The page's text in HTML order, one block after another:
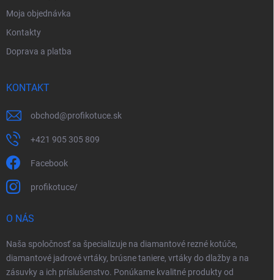
Moja objednávka
Kontakty
Doprava a platba
KONTAKT
obchod@profikotuce.sk
+421 905 305 809
Facebook
profikotuce/
O NÁS
Naša spoločnosť sa špecializuje na diamantové rezné kotúče,
diamantové jadrové vrtáky, brúsne taniere, vrtáky do dlažby a na
zásuvky a ich príslušenstvo. Ponúkame kvalitné produkty od